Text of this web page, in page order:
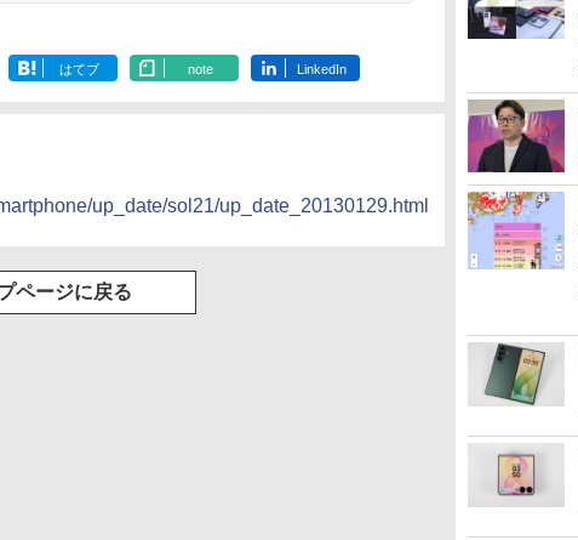
はてブ note LinkedIn
up_date/sol21/up_date_20130129.html
ページに戻る